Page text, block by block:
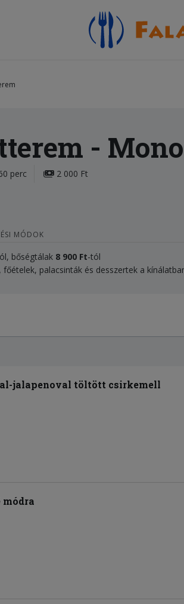
-
perc 2 000 Ft
MÓDOK
bőségtálak 8 900 Ft-tól
palacsinták és desszertek a
jalapenoval töltött csirkemell
módra